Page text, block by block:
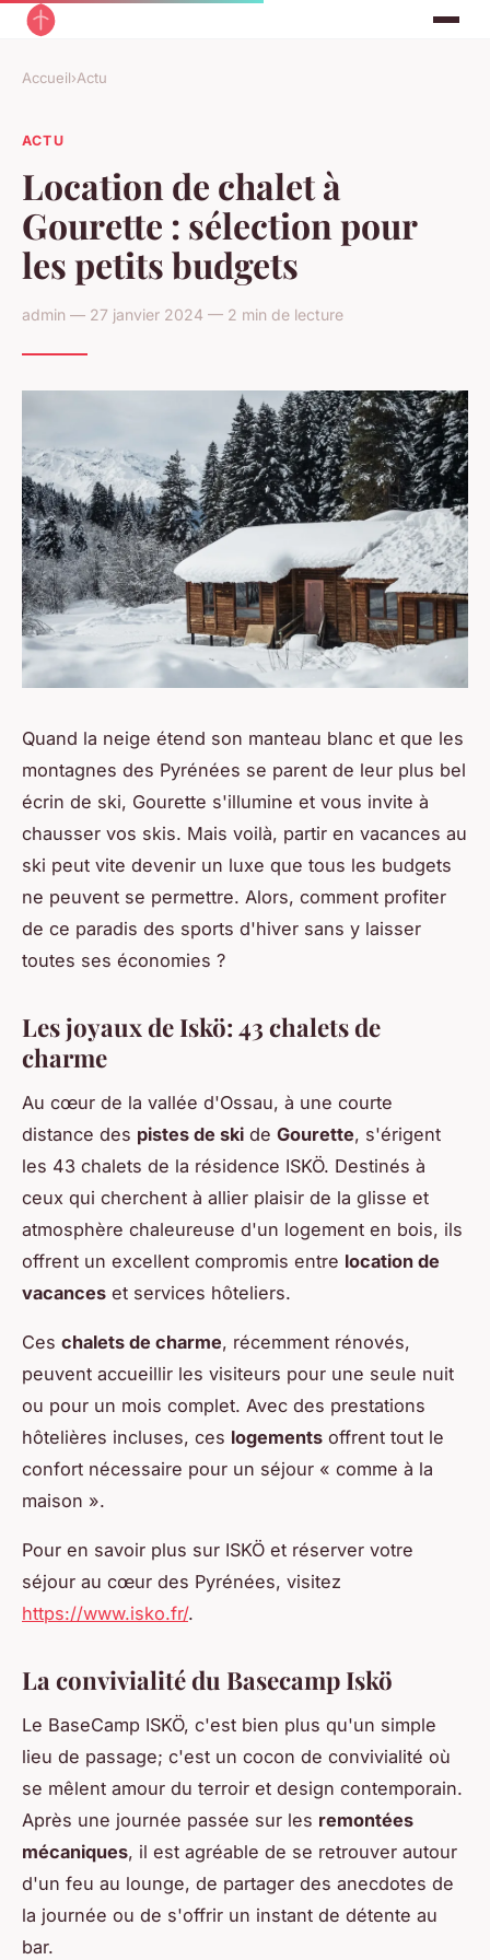
Accueil›Actu
ACTU
Location de chalet à
Gourette : sélection pour
les petits budgets
admin — 27 janvier 2024 — 2 min de lecture
Quand la neige étend son manteau blanc et que les
montagnes des Pyrénées se parent de leur plus bel
écrin de ski, Gourette s'illumine et vous invite à
chausser vos skis. Mais voilà, partir en vacances au
ski peut vite devenir un luxe que tous les budgets
ne peuvent se permettre. Alors, comment profiter
de ce paradis des sports d'hiver sans y laisser
toutes ses économies ?
Les joyaux de Iskö: 43 chalets de
charme
Au cœur de la vallée d'Ossau, à une courte
distance des pistes de ski de Gourette, s'érigent
les 43 chalets de la résidence ISKÖ. Destinés à
ceux qui cherchent à allier plaisir de la glisse et
atmosphère chaleureuse d'un logement en bois, ils
offrent un excellent compromis entre location de
vacances et services hôteliers.
Ces chalets de charme, récemment rénovés,
peuvent accueillir les visiteurs pour une seule nuit
ou pour un mois complet. Avec des prestations
hôtelières incluses, ces logements offrent tout le
confort nécessaire pour un séjour « comme à la
maison ».
Pour en savoir plus sur ISKÖ et réserver votre
séjour au cœur des Pyrénées, visitez
https://www.isko.fr/.
La convivialité du Basecamp Iskö
Le BaseCamp ISKÖ, c'est bien plus qu'un simple
lieu de passage; c'est un cocon de convivialité où
se mêlent amour du terroir et design contemporain.
Après une journée passée sur les remontées
mécaniques, il est agréable de se retrouver autour
d'un feu au lounge, de partager des anecdotes de
la journée ou de s'offrir un instant de détente au
bar.